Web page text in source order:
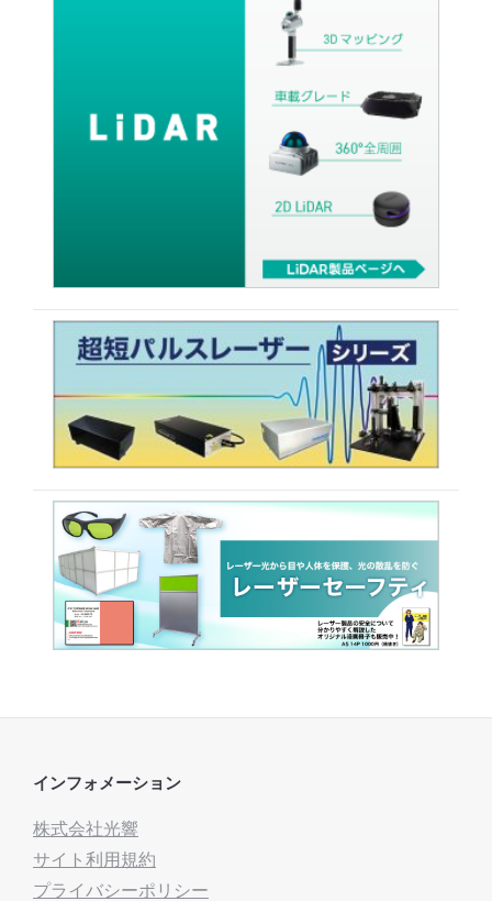
インフォメーション
株式会社光響
サイト利用規約
プライバシーポリシー